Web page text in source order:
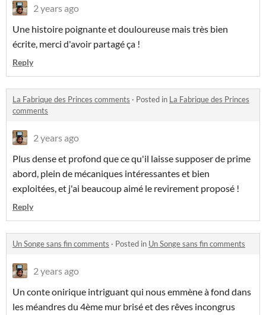
2 years ago
Une histoire poignante et douloureuse mais très bien
écrite, merci d'avoir partagé ça !
Reply
La Fabrique des Princes comments · Posted in La Fabrique des Princes
comments
2 years ago
Plus dense et profond que ce qu'il laisse supposer de prime
abord, plein de mécaniques intéressantes et bien
exploitées, et j'ai beaucoup aimé le revirement proposé !
Reply
Un Songe sans fin comments · Posted in Un Songe sans fin comments
2 years ago
Un conte onirique intriguant qui nous emmène à fond dans
les méandres du 4ème mur brisé et des rêves incongrus